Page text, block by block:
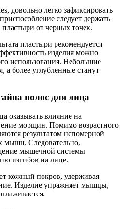
довольно легко зафиксировать
следует держать
пластыри от черных точек.
пластыри рекомендуется
изделия можно
использования. Небольшие
более углубленные станут
полос для лица
оказывать влияние на
морщин. Помимо возрастного
результатом непомерной
мышц. Следовательно,
мышечной системы
изгибов на лице.
кожный покров, удерживая
Изделие упражняет мышцы,